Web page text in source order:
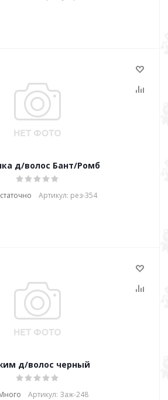
д/волос Бант/Ромб
Артикул: рез-354
д/волос черный
Артикул: Заж-248